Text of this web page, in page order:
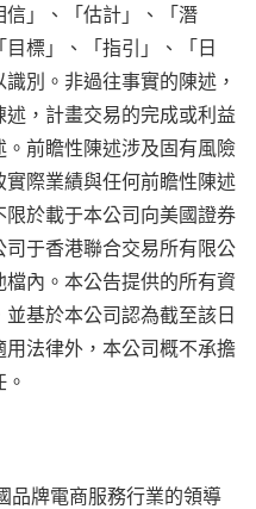
」、「估計」、「潛
標」、「指引」、「日
別。非過往事實的陳述，
，計畫交易的完成或利益
前瞻性陳述涉及固有風險
際業績與任何前瞻性陳述
於載于本公司向美國證券
于香港聯合交易所有限公
內。本公告提供的所有資
基於本公司認為截至該日
法律外，本公司概不承擔
品牌電商服務行業的領導